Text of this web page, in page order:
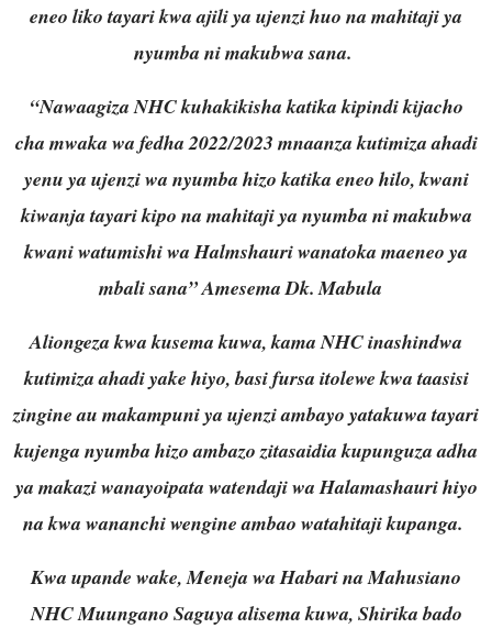
eneo liko tayari kwa ajili ya ujenzi huo na mahitaji ya
nyumba ni makubwa sana.
“Nawaagiza NHC kuhakikisha katika kipindi kijacho
cha mwaka wa fedha 2022/2023 mnaanza kutimiza ahadi
yenu ya ujenzi wa nyumba hizo katika eneo hilo, kwani
kiwanja tayari kipo na mahitaji ya nyumba ni makubwa
kwani watumishi wa Halmshauri wanatoka maeneo ya
mbali sana” Amesema Dk. Mabula
Aliongeza kwa kusema kuwa, kama NHC inashindwa
kutimiza ahadi yake hiyo, basi fursa itolewe kwa taasisi
zingine au makampuni ya ujenzi ambayo yatakuwa tayari
kujenga nyumba hizo ambazo zitasaidia kupunguza adha
ya makazi wanayoipata watendaji wa Halamashauri hiyo
na kwa wananchi wengine ambao watahitaji kupanga.
Kwa upande wake, Meneja wa Habari na Mahusiano
NHC Muungano Saguya alisema kuwa, Shirika bado